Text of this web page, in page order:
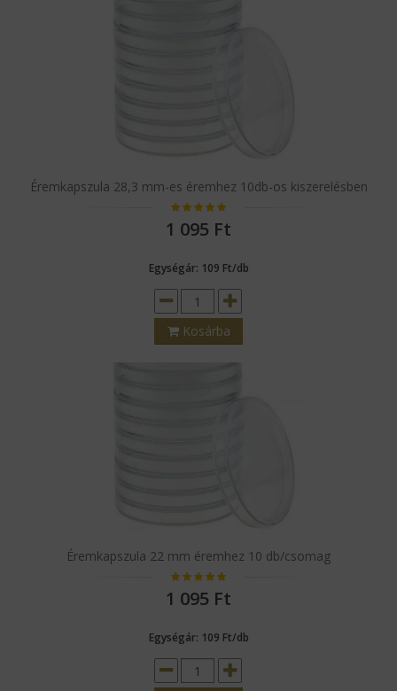
Éremkapszula 28,3 mm-es éremhez 10db-os kiszerelésben
1 095 Ft
Egységár: 109 Ft/db
Kosárba
Éremkapszula 22 mm éremhez 10 db/csomag
1 095 Ft
Egységár: 109 Ft/db